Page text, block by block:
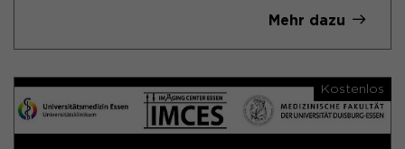
Mehr dazu
Kostenlos